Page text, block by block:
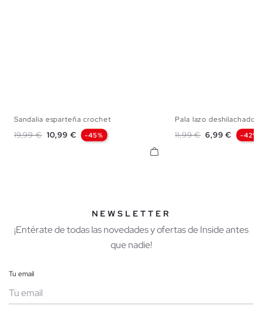
37
Sandalia esparteña crochet
Precio base
19,99 € Precio
10,99 € -45%
Pala lazo deshilachado
Precio base
11,99 € Precio
6,99 € -42%
NEWSLETTER
¡Entérate de todas las novedades y ofertas de Inside antes
que nadie!
Tu email